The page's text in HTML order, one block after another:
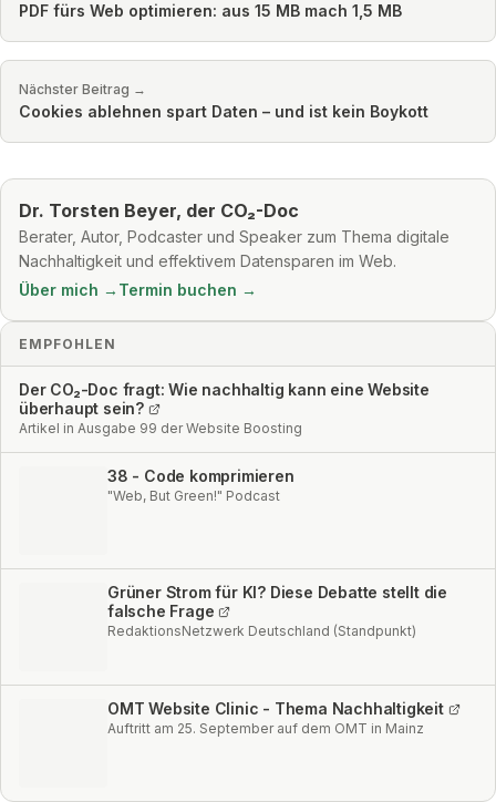
PDF fürs Web optimieren: aus 15 MB mach 1,5 MB
Nächster Beitrag →
Cookies ablehnen spart Daten – und ist kein Boykott
Dr. Torsten Beyer, der CO₂-Doc
Berater, Autor, Podcaster und Speaker zum Thema digitale
Nachhaltigkeit und effektivem Datensparen im Web.
Über mich → Termin buchen →
EMPFOHLEN
Der CO₂-Doc fragt: Wie nachhaltig kann eine Website
überhaupt sein?
Artikel in Ausgabe 99 der Website Boosting
38 - Code komprimieren
"Web, But Green!" Podcast
Grüner Strom für KI? Diese Debatte stellt die
falsche Frage
RedaktionsNetzwerk Deutschland (Standpunkt)
OMT Website Clinic - Thema Nachhaltigkeit
Auftritt am 25. September auf dem OMT in Mainz